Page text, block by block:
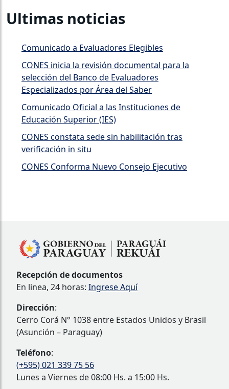
Ultimas noticias
Comunicado a Evaluadores Elegibles
CONES inicia la revisión documental para la
selección del Banco de Evaluadores
Especializados por Área del Saber
Comunicado Oficial a las Instituciones de
Educación Superior (IES)
CONES constata sede sin habilitación tras
verificación in situ
CONES Conforma Nuevo Consejo Ejecutivo
Recepción de documentos
En linea, 24 horas: Ingrese Aquí
Dirección:
Cerro Corá N° 1038 entre Estados Unidos y Brasil
(Asunción – Paraguay)
Teléfono:
(+595) 021 339 75 56
Lunes a Viernes de 08:00 Hs. a 15:00 Hs.